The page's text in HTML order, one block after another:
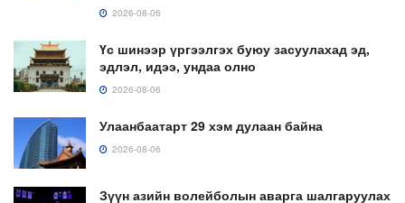
2026-08-06
Үс шинээр үргээлгэх буюу засуулахад эд,
эдлэл, идээ, ундаа олно
2026-08-06
Улаанбаатарт 29 хэм дулаан байна
2026-08-06
Зүүн азийн волейболын аварга шалгаруулах